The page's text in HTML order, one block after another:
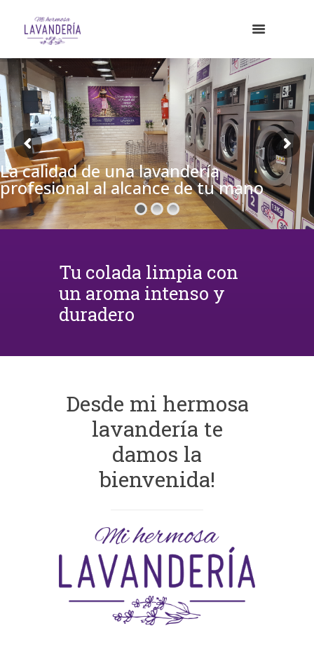
La calidad de una lavandería
profesional al alcance de tu mano
Tu colada limpia con
un aroma intenso y
duradero
Desde mi hermosa
lavandería te
damos la
bienvenida!